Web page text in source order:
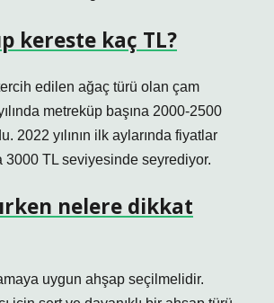
kereste kaç TL?
edilen ağaç türü olan çam
metreküp başına 2000-2500
2022 yılının ilk aylarında fiyatlar
3000 TL seviyesinde seyrediyor.
nelere dikkat
uygun ahşap seçilmelidir.